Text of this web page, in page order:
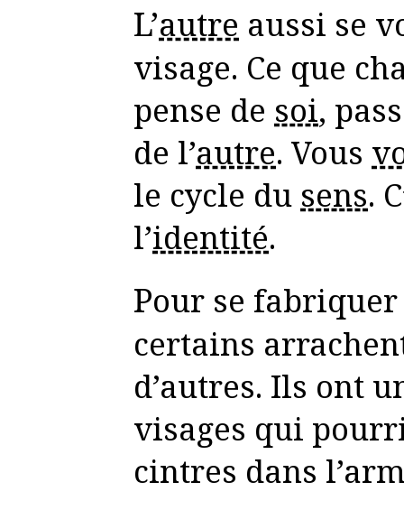
L’autre aussi se
visage. Ce que
pense de soi,
de l’autre. Vous
le cycle du sens.
l’identité.
Pour se
certains
d’autres. Ils ont
visages qui
cintres dans